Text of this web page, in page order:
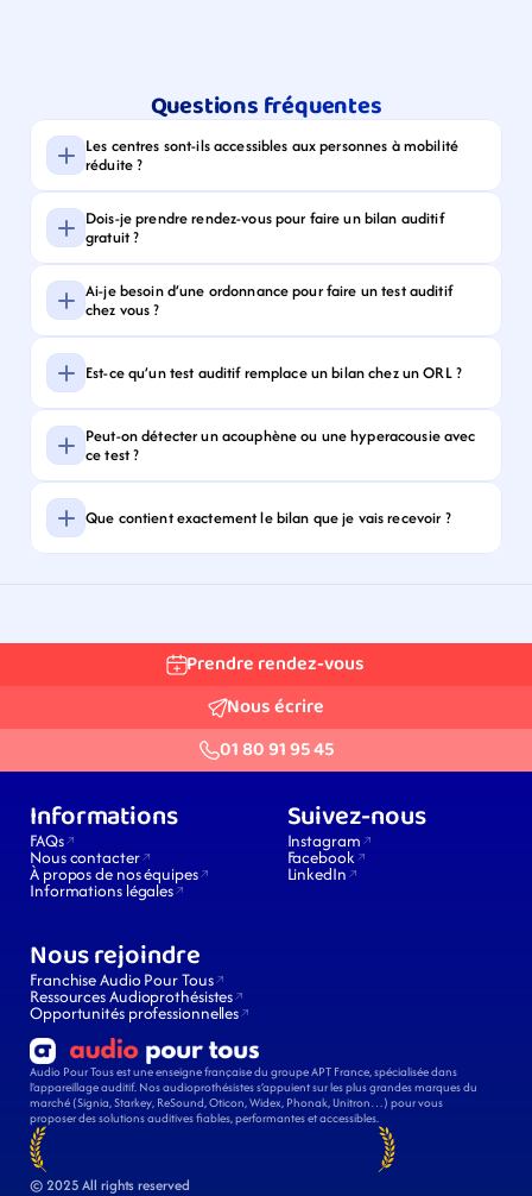
Questions fréquentes
Les centres sont-ils accessibles aux personnes à mobilité
réduite ?
Dois-je prendre rendez-vous pour faire un bilan auditif
gratuit ?
Ai-je besoin d’une ordonnance pour faire un test auditif
chez vous ?
Est-ce qu’un test auditif remplace un bilan chez un ORL ?
Peut-on détecter un acouphène ou une hyperacousie avec
ce test ?
Que contient exactement le bilan que je vais recevoir ?
Prendre rendez-vous
Nous écrire
01 80 91 95 45
Audio Pour Tous est une enseigne française du groupe APT France, spécialisée dans
l’appareillage auditif. Nos audioprothésistes s’appuient sur les plus grandes marques du
marché (Signia, Starkey, ReSound, Oticon, Widex, Phonak, Unitron…) pour vous
proposer des solutions auditives fiables, performantes et accessibles.
© 2025 All rights reserved
Informations
FAQs
Nous contacter
À propos de nos équipes
Informations légales
Suivez-nous
Instagram
Facebook
LinkedIn
Nous rejoindre
Franchise Audio Pour Tous
Ressources Audioprothésistes
Opportunités professionnelles